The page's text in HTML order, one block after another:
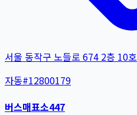
서울 동작구 노들로 674 2층 10호
자동#12800179
버스매표소447